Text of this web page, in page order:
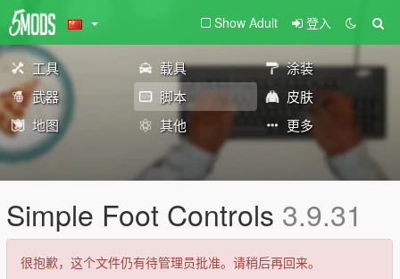
Show Adult 登入
工具 载具
涂装
武器
脚本
皮肤
地图
其他 更多
Simple Foot Controls 3.9.31
很抱歉，这个文件仍有待管理员批准。请稍后再回来。